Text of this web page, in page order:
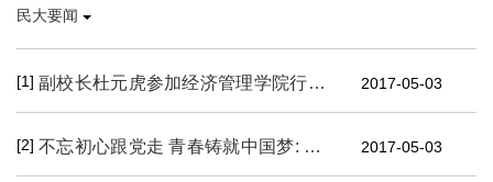
民大要闻
[1] 副校长杜元虎参加经济管理学院行政管理152班团支部“一学一做”主题团会 2017-05-03
[2] 不忘初心跟党走 青春铸就中国梦: 我校共青团工作专题专栏在两校区开展 2017-05-03